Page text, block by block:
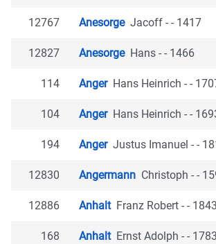
12767 Anesorge Jacoff - - 1417
12827 Anesorge Hans - - 1466
114 Anger Hans Heinrich - -
104 Anger Hans Heinrich - -
194 Anger Justus Imanuel - -
12830 Angermann Christoph - -
12886 Anhalt Franz Robert - - 1843
168 Anhalt Ernst Adolph - - 1783